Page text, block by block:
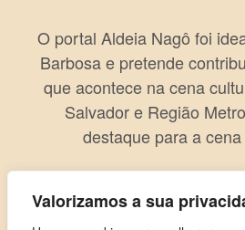
Valorizamos a sua
O portal Aldeia Nagô foi
Barbosa e pretende
que acontece na cena
Salvador e Região
destaque para a